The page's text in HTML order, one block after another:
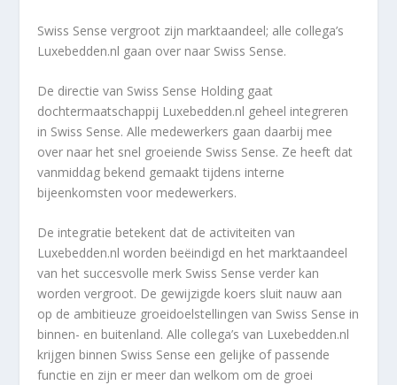
Swiss Sense vergroot zijn marktaandeel; alle collega’s
Luxebedden.nl gaan over naar Swiss Sense.
De directie van Swiss Sense Holding gaat
dochtermaatschappij Luxebedden.nl geheel integreren
in Swiss Sense. Alle medewerkers gaan daarbij mee
over naar het snel groeiende Swiss Sense. Ze heeft dat
vanmiddag bekend gemaakt tijdens interne
bijeenkomsten voor medewerkers.
De integratie betekent dat de activiteiten van
Luxebedden.nl worden beëindigd en het marktaandeel
van het succesvolle merk Swiss Sense verder kan
worden vergroot. De gewijzigde koers sluit nauw aan
op de ambitieuze groeidoelstellingen van Swiss Sense in
binnen- en buitenland. Alle collega’s van Luxebedden.nl
krijgen binnen Swiss Sense een gelijke of passende
functie en zijn er meer dan welkom om de groei